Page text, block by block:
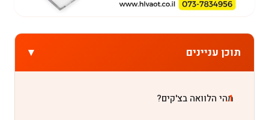
תוכן עניינים ▾
מהי הלוואה בצ'קים?